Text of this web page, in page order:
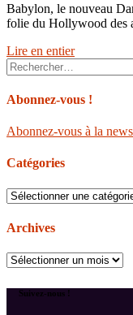
Babylon, le nouveau
folie du Hollywood des
Lire en entier
Rechercher :
Abonnez-vous !
Abonnez-vous à la
Catégories
Catégories
Archives
Archives
Suivez-nous !